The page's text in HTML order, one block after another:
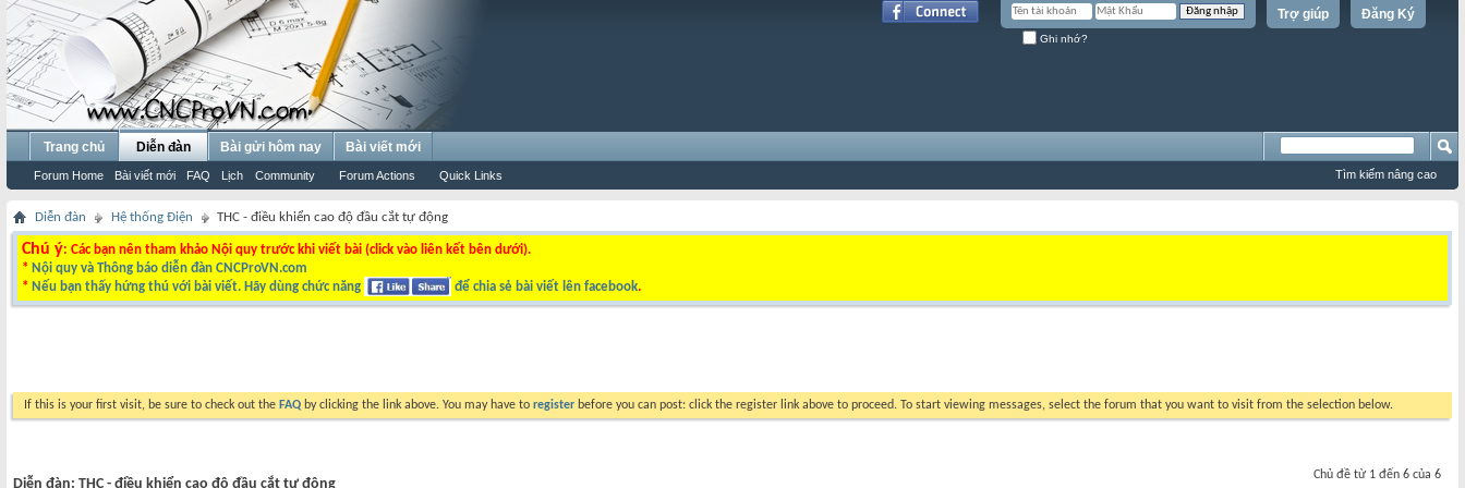
Đăng Ký
Trợ giúp
Ghi nhớ?
Trang chủ Diễn đàn
Forum Home Bài viết mới FAQ Lịch Community Forum Actions Quick Links
Bài gửi hôm nay Bài viết mới
Tìm kiếm nâng cao
Diễn đàn Hệ thống Điện THC - điều khiển cao độ đầu cắt tự động
Chú ý: Các bạn nên tham khảo Nội quy trước khi viết bài (click vào liên kết bên dưới).
* Nội quy và Thông báo diễn đàn CNCProVN.com
* Nếu bạn thấy hứng thú với bài viết. Hãy dùng chức năng để chia sẻ bài viết lên facebook.
If this is your first visit, be sure to check out the FAQ by clicking the link above. You may have to register before you can post: click the register link above to proceed. To start viewing messages, select the forum that you want to visit from the selection below.
Chủ đề từ 1 đến 6 của 6
Diễn đàn: THC - điều khiển cao độ đầu cắt tự động